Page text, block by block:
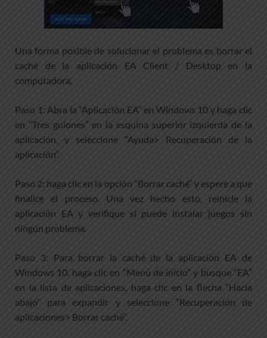
Una forma posible de solucionar el problema es borrar el
caché de la aplicación EA Client / Desktop en la
computadora.
Paso 1: Abra la “Aplicación EA” en Windows 10 y haga clic
en “Tres guiones” en la esquina superior izquierda de la
aplicación, y seleccione “Ayuda> Recuperación de la
aplicación”.
Paso 2: haga clic en la opción “Borrar caché” y espere a que
finalice el proceso. Una vez hecho esto, reinicie la
aplicación EA y verifique si puede instalar juegos sin
ningún problema.
Paso 3: Para borrar la caché de la aplicación EA de
Windows 10, haga clic en “Menú de inicio” y busque “EA”
en la lista de aplicaciones, haga clic en la flecha “Hacia
abajo” para expandir y seleccione “Recuperación de
aplicaciones> Borrar caché”.